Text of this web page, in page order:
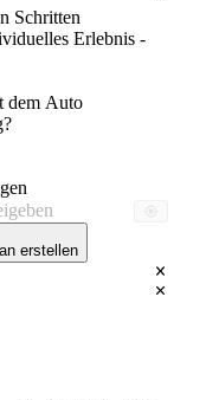
Schritten
Erlebnis -
dem Auto
erstellen